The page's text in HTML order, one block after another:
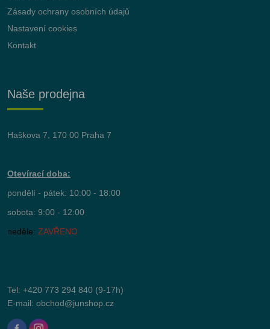
Zásady ochrany osobních údajů
Nastavení cookies
Kontakt
Naše prodejna
Haškova 7, 170 00 Praha 7
Otevírací doba:
pondělí - pátek: 10:00 - 18:00
sobota: 9:00 - 12:00
neděle: ZAVŘENO
Tel: +420 773 294 840 (9-17h)
E-mail: obchod@junshop.cz